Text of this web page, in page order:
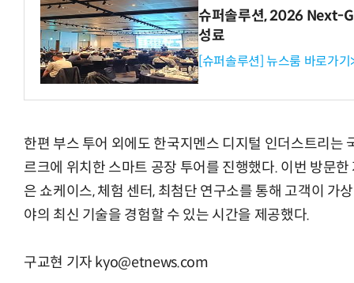
슈퍼솔루션, 2026 Next-
성료
[슈퍼솔루션] 뉴스룸 바로가기
한편 부스 투어 외에도 한국지멘스 디지털 인더스트리는
르크에 위치한 스마트 공장 투어를 진행했다. 이번 방문
은 쇼케이스, 체험 센터, 최첨단 연구소를 통해 고객이 가
야의 최신 기술을 경험할 수 있는 시간을 제공했다.
구교현 기자 kyo@etnews.com